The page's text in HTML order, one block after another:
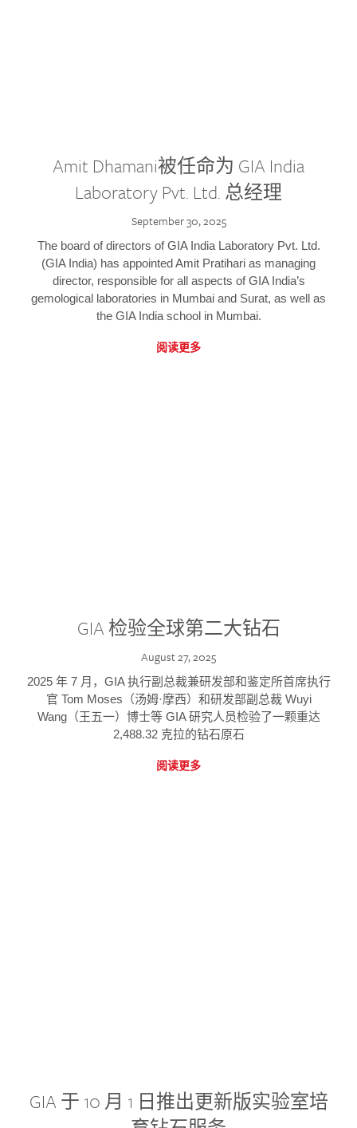
Amit Dhamani被任命为 GIA India
Laboratory Pvt. Ltd. 总经理
September 30, 2025
The board of directors of GIA India Laboratory Pvt. Ltd.
(GIA India) has appointed Amit Pratihari as managing
director, responsible for all aspects of GIA India’s
gemological laboratories in Mumbai and Surat, as well as
the GIA India school in Mumbai.
阅读更多
GIA 检验全球第二大钻石
August 27, 2025
2025 年 7 月，GIA 执行副总裁兼研发部和鉴定所首席执行
官 Tom Moses（汤姆·摩西）和研发部副总裁 Wuyi
Wang（王五一）博士等 GIA 研究人员检验了一颗重达
2,488.32 克拉的钻石原石
阅读更多
GIA 于 10 月 1 日推出更新版实验室培